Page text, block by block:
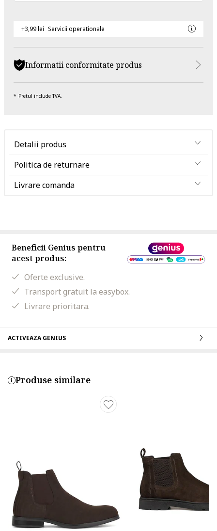
+3,99 lei Servicii operationale
Informatii conformitate produs
Pretul include TVA.
Detalii produs
Politica de returnare
Livrare comanda
Beneficii Genius pentru
acest produs:
Oferte exclusive.
Transport gratuit la easybox.
Livrare prioritara.
ACTIVEAZA GENIUS
Produse similare